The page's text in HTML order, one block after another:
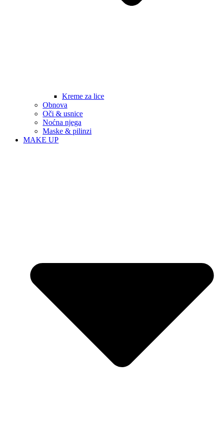
Kreme za lice
Obnova
Oči & usnice
Noćna njega
Maske & pilinzi
MAKE UP